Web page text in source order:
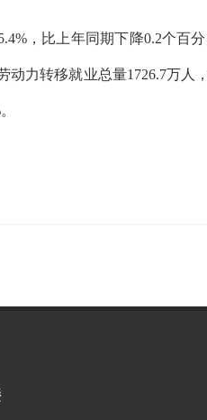
，比上年同期下降0.2个百
力转移就业总量1726.7万人